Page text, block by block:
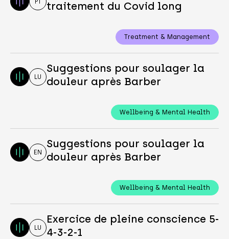
traitement du Covid long
Treatment & Management
LU
Suggestions pour soulager la
douleur après Barber
Wellbeing & Mental Health
EN
Suggestions pour soulager la
douleur après Barber
Wellbeing & Mental Health
LU
Exercice de pleine conscience 5-
4-3-2-1